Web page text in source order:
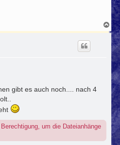
N
a
c
h
o
b
n
gibt es auch noch.... nach 4
um die Dateianhänge